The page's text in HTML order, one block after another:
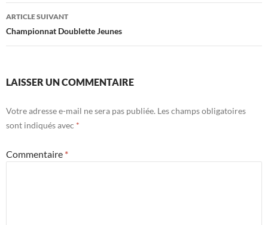
articles
ARTICLE SUIVANT
Championnat Doublette Jeunes
LAISSER UN COMMENTAIRE
Votre adresse e-mail ne sera pas publiée. Les champs obligatoires
sont indiqués avec *
Commentaire *